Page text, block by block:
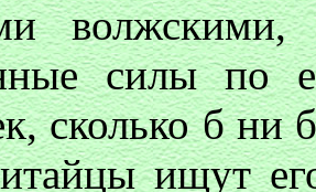
силы по
сколько б ни
ищут